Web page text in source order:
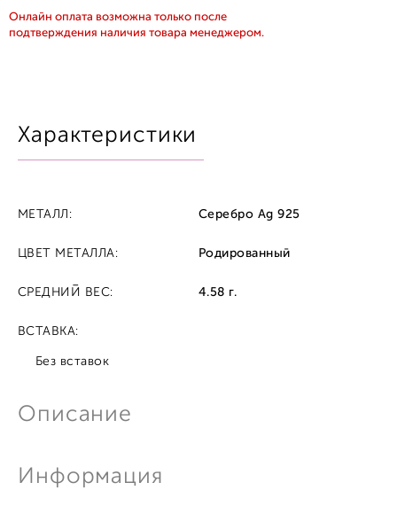
Онлайн оплата возможна только после
подтверждения наличия товара менеджером.
Характеристики
Описание
Информация
МЕТАЛЛ: Серебро Ag 925
ЦВЕТ МЕТАЛЛА: Родированный
СРЕДНИЙ ВЕС: 4.58 г.
ВСТАВКА:
Без вставок